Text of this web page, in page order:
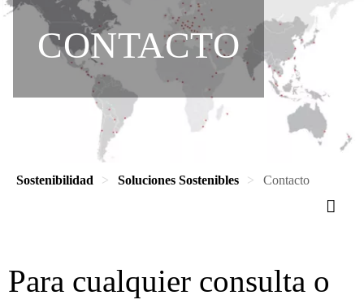
CONTACTO
Sostenibilidad Soluciones Sostenibles Contacto
Para cualquier consulta o